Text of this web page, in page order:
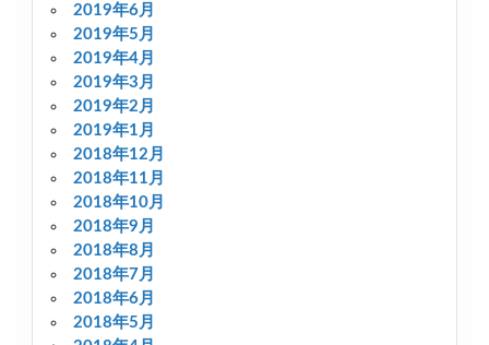
2019年6月
2019年5月
2019年4月
2019年3月
2019年2月
2019年1月
2018年12月
2018年11月
2018年10月
2018年9月
2018年8月
2018年7月
2018年6月
2018年5月